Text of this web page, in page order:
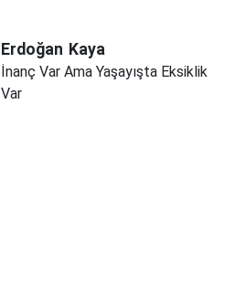
Erdoğan Kaya
İnanç Var Ama Yaşayışta Eksiklik
Var